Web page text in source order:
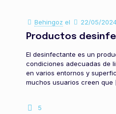
Behingoz el 22/05/
Productos
El desinfectante es un
condiciones adecuadas de
en varios entornos y
muchos usuarios creen que
5